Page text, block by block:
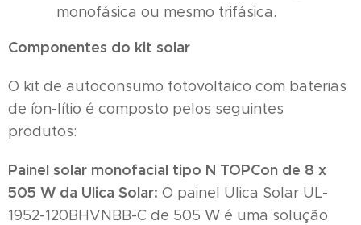
monofásica ou mesmo trifásica.
Componentes do kit solar
O kit de autoconsumo fotovoltaico com baterias
de íon-lítio é composto pelos seguintes
produtos:
Painel solar monofacial tipo N TOPCon de 8 x
505 W da Ulica Solar: O painel Ulica Solar UL-
1952-120BHVNBB-C de 505 W é uma solução